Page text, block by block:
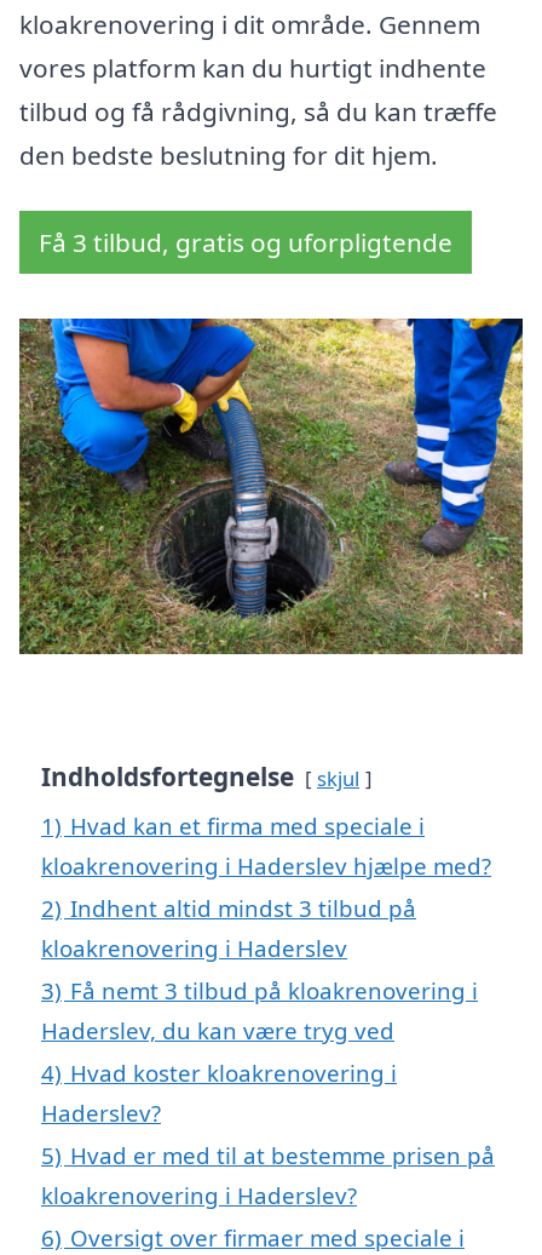
kloakrenovering i dit område. Gennem
vores platform kan du hurtigt indhente
tilbud og få rådgivning, så du kan træffe
den bedste beslutning for dit hjem.
Få 3 tilbud, gratis og uforpligtende
Indholdsfortegnelse skjul
1) Hvad kan et firma med speciale i
kloakrenovering i Haderslev hjælpe med?
2) Indhent altid mindst 3 tilbud på
kloakrenovering i Haderslev
3) Få nemt 3 tilbud på kloakrenovering i
Haderslev, du kan være tryg ved
4) Hvad koster kloakrenovering i
Haderslev?
5) Hvad er med til at bestemme prisen på
kloakrenovering i Haderslev?
6) Oversigt over firmaer med speciale i